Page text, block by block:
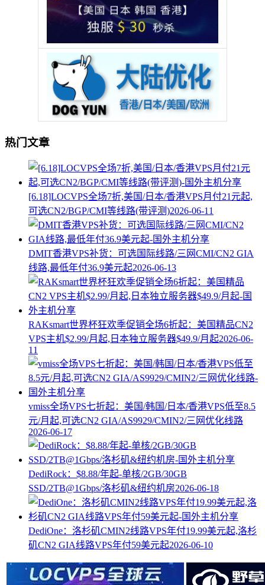
热门文章
[6.18]LOCVPS全场7折,美国/日本/香港VPS月付21元起,
可选CN2/BGP/CMI等线路(带评测)2026-06-11
DMIT香港VPS补货：可选国际线路/三网CMI/CN2 GIA
线路,最低年付36.9美元起2026-06-13
RAKsmart世界杯狂欢季促销全场6折起：美国精品CN2
VPS主机$2.99/月起,日本独立服务器$49.9/月起2026-06-
11
vmiss全场VPS七折起：美国/韩国/日本/香港VPS低至8.5
元/月起,可选CN2 GIA/AS9929/CMIN2/三网优化线路
2026-06-17
DediRock：$8.88/年起-单核/2GB/30GB
SSD/2TB@1Gbps/洛杉矶&纽约机房2026-06-18
DediOne：洛杉矶CMIN2线路VPS年付19.99美元起,洛杉
矶CN2 GIA线路VPS年付59美元起2026-06-10